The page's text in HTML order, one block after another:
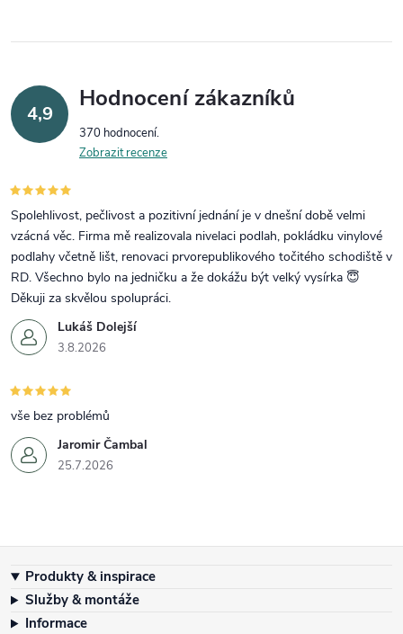
4,9
Hodnocení zákazníků
370 hodnocení
Zobrazit recenze
Lukáš Dolejší
3.8.2026
Spolehlivost, pečlivost a pozitivní jednání je v dnešní době velmi
vzácná věc. Firma mě realizovala nivelaci podlah, pokládku vinylové
podlahy včetně lišt, renovaci prvorepublikového točitého schodiště v
RD. Všechno bylo na jedničku a že dokážu být velký vysírka 😇
Děkuji za skvělou spolupráci.
Jaromir Čambal
25.7.2026
vše bez problémů
Produkty & inspirace
Služby & montáže
Informace